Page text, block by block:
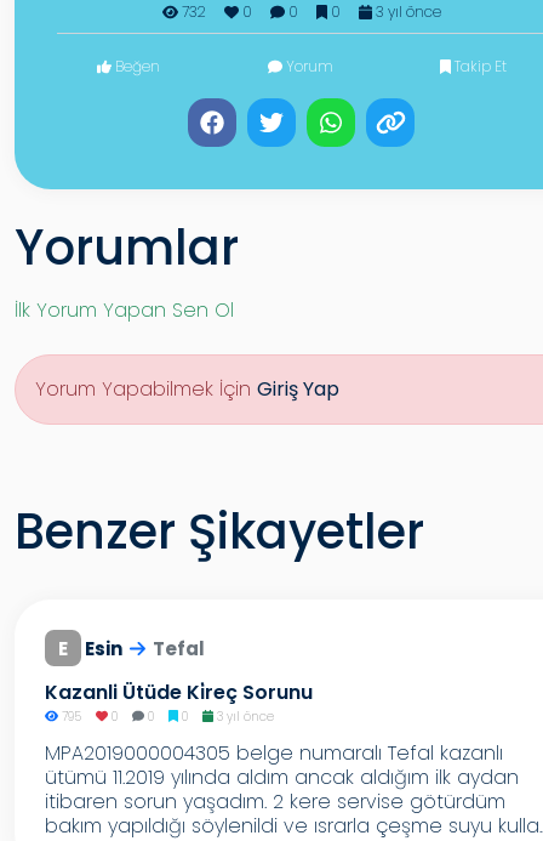
732 0 0 0 3 yıl önce
Beğen Yorum Takip Et
Yorumlar
İlk Yorum Yapan Sen Ol
Yorum Yapabilmek İçin Giriş Yap
Benzer Şikayetler
E Esin Tefal
Kazanli Ütüde Ki̇reç Sorunu
795 0 0 0 3 yıl önce
MPA2019000004305 belge numaralı Tefal kazanlı
ütümü 11.2019 yılında aldım ancak aldığım ilk aydan
itibaren sorun yaşadım. 2 kere servise götürdüm
bakım yapıldığı söylenildi ve ısrarla çeşme suyu